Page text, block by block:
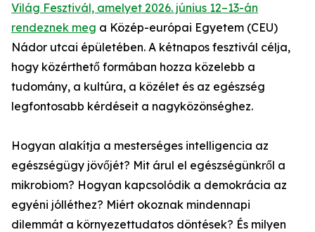
Világ Fesztivál, amelyet 2026. június 12–13-án
rendeznek meg a Közép-európai Egyetem (CEU)
Nádor utcai épületében. A kétnapos fesztivál célja,
hogy közérthető formában hozza közelebb a
tudomány, a kultúra, a közélet és az egészség
legfontosabb kérdéseit a nagyközönséghez.
Hogyan alakítja a mesterséges intelligencia az
egészségügy jövőjét? Mit árul el egészségünkről a
mikrobiom? Hogyan kapcsolódik a demokrácia az
egyéni jólléthez? Miért okoznak mindennapi
dilemmát a környezettudatos döntések? És milyen